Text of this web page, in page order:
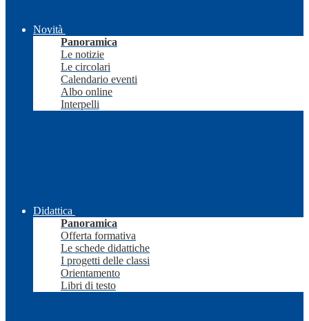
Novità
Panoramica
Le notizie
Le circolari
Calendario eventi
Albo online
Interpelli
Didattica
Panoramica
Offerta formativa
Le schede didattiche
I progetti delle classi
Orientamento
Libri di testo